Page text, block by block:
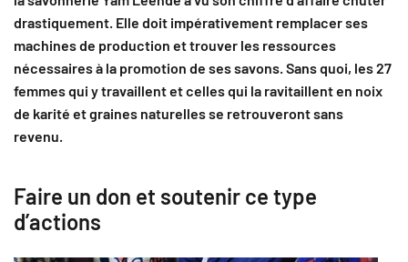
drastiquement. Elle doit impérativement remplacer ses
machines de production et trouver les ressources
nécessaires à la promotion de ses savons. Sans quoi, les 27
femmes qui y travaillent et celles qui la ravitaillent en noix
de karité et graines naturelles se retrouveront sans
revenu.
Faire un don et soutenir ce type
d’actions